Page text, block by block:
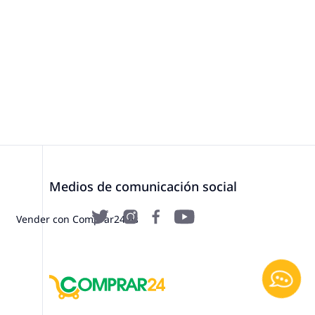
Vender con Comprar24.es
Medios de comunicación social